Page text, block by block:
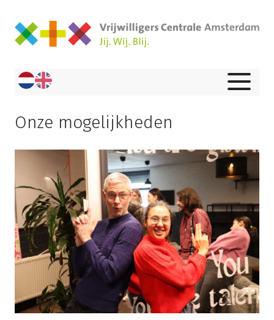
Onze mogelijkheden